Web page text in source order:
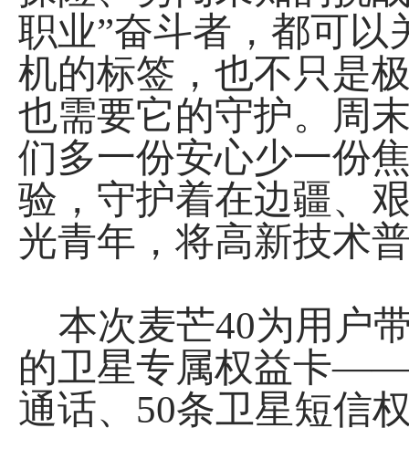
职业”奋斗者，都可以
机的标签，也不只是
也需要它的守护。周
们多一份安心少一份
验，守护着在边疆、
光青年，将高新技术
本次麦芒40为用户
的卫星专属权益卡——
通话、50条卫星短信